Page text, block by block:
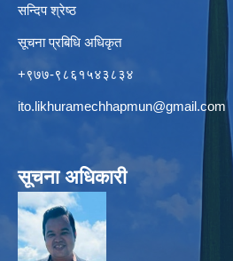
सन्दिप श्रेष्ठ
सूचना प्रबिधि अधिकृत
+९७७-९८६१५४३८३४
ito.likhuramechhapmun@gmail.com
सूचना अधिकारी